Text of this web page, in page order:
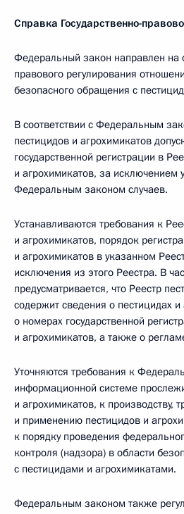
Справка Государственно-
Федеральный закон направлен на
правового регулирования
безопасного обращения с
В соответствии с Федеральным
пестицидов и агрохимикатов
государственной регистрации в
и агрохимикатов, за исключением
Федеральным законом случаев.
Устанавливаются требования к
и агрохимикатов, порядок
и агрохимикатов в указанном
исключения из этого Реестра. В
предусматривается, что Реестр
содержит сведения о пестицидах и
о номерах государственной
и агрохимикатов, а также о
Уточняются требования к
информационной системе
и агрохимикатов, к производству,
и применению пестицидов и
к порядку проведения
контроля (надзора) в области
с пестицидами и агрохимикатами.
Федеральным законом также